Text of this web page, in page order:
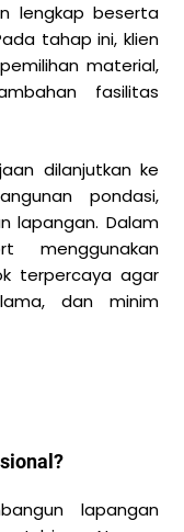
lengkap beserta
tahap ini, klien
material,
fasilitas
dilanjutkan ke
pondasi,
lapangan. Dalam
menggunakan
terpercaya agar
dan minim
lapangan